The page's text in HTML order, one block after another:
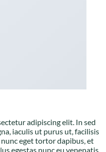
adipiscing elit. In sed
iaculis ut purus ut, facilisis
eget tortor dapibus, et
egestas nunc eu venenatis